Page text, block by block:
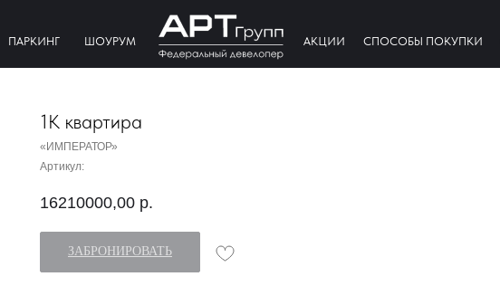
ШОУРУМ
ПАРКИНГ АКЦИИ СПОСОБЫ ПОКУПКИ
1К квартира
«ИМПЕРАТОР»
Артикул:
16210000,00 р.
ЗАБРОНИРОВАТЬ